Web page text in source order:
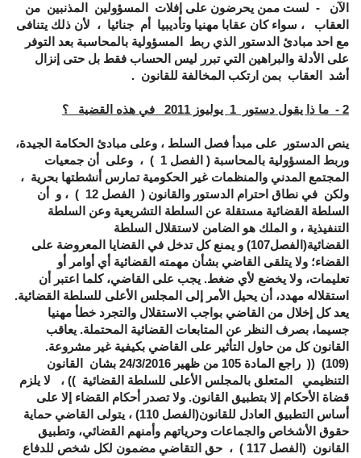
الآن - لست ممن يحرضون على إفلات المسؤولين المذنبين من
العقاب ، سواء كان عقابا مهنيا وتأديبيا أم جنائيا ، لأن ذلك يتنافى
مع احد مبادئ الدستور الذي ربط المسؤولية بالمحاسبة بعد التوفر
على الأدلة والبراهين التي تبرر ليس الحساب فقط بل حتى إنزال
أشد العقاب بمن ارتكب المخالفة للقانون .
2 - ما ذا يقول دستور 1 يوليوز 2011 في هذه القضية ؟
ينص الدستور على مبدأ فصل السلط ، وعلى مبادئ الحكامة الجيدة،
وربط المسؤولية بالمحاسبة ( الفصل 1 ) ، وعلى أن جمعيات
المجتمع المدني والمنظمات غير الحكومية تمارس أنشطتها بحرية ،
ولكن في نطاق احترام الدستور والقانون ( الفصل 12 ) ، و أن
السلطة القضائية مستقلة عن السلطة التشريعية وعن السلطة
التنفيذية ، و الملك هو الضامن لاستقلال السلطة
القضائية(الفصل107) و يمنع كل تدخل في القضايا المعروضة على
القضاء؛ ولا يتلقى القاضي بشأن مهمته القضائية أي أوامر أو
تعليمات، ولا يخضع لأي ضغط. يجب على القاضي، كلما اعتبر أن
استقلاله مهدد، أن يحيل الأمر إلى المجلس الأعلى للسلطة القضائية.
يعد كل إخلال من القاضي بواجب الاستقلال والتجرد خطأ مهنيا
جسيما، بصرف النظر عن المتابعات القضائية المحتملة. يعاقب
القانون كل من حاول التأثير على القاضي بكيفية غير مشروعة.
(109) (( راجع المادة 105 من ظهير 24/3/2016 بشان القانون
التنظيمي المتعلق بالمجلس الأعلى للسلطة القضائية )) ، لا يلزم
قضاة الأحكام إلا بتطبيق القانون. ولا تصدر أحكام القضاء إلا على
أساس التطبيق العادل للقانون(الفصل 110) ، يتولى القاضي حماية
حقوق الأشخاص والجماعات وحرياتهم وأمنهم القضائي، وتطبيق
القانون (الفصل 117 ) ، حق التقاضي مضمون لكل شخص للدفاع